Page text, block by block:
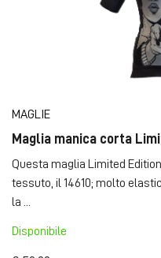
MAGLIE
Maglia manica corta
Questa maglia Limited
tessuto, il 14610; molto
la ...
Disponibile